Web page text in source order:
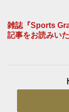
雑誌『Sports
記事をお読みい